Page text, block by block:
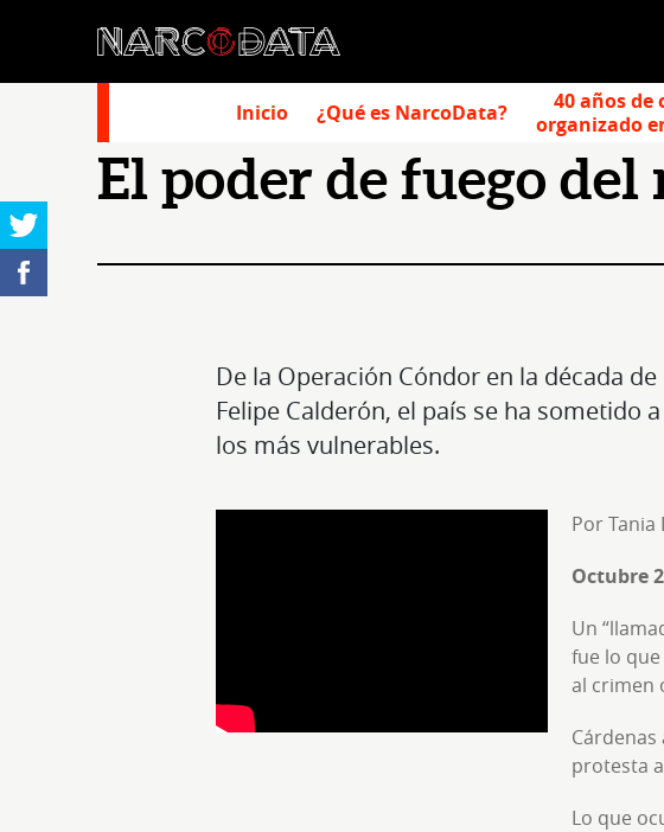
Inicio ¿Qué es NarcoData?
40 años de
organizado
El poder de fuego del
De la Operación Cóndor en la década
Felipe Calderón, el país se ha sometido
los más vulnerables.
Por Tania
Octubre
Un
fue lo
al crimen
protesta
Lo que